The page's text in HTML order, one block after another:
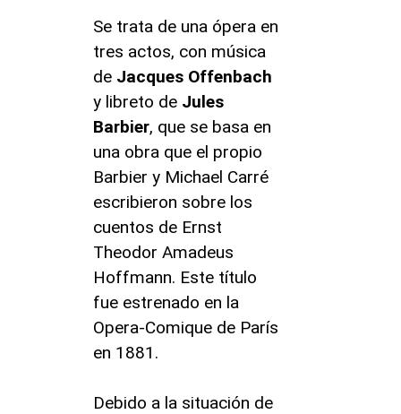
Se trata de una ópera en
tres actos, con música
de Jacques Offenbach
y libreto de Jules
Barbier, que se basa en
una obra que el propio
Barbier y Michael Carré
escribieron sobre los
cuentos de Ernst
Theodor Amadeus
Hoffmann. Este título
fue estrenado en la
Opera-Comique de París
en 1881.
Debido a la situación de